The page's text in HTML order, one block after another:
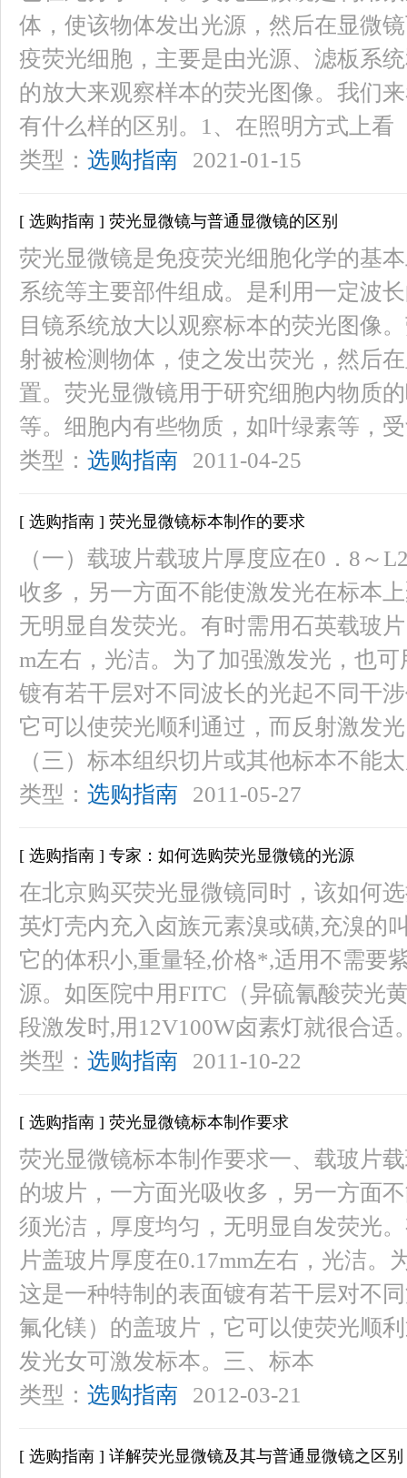
体，使该物体发出光源，然后在显微
疫荧光细胞，主要是由光源、滤板系
的放大来观察样本的荧光图像。我们
有什么样的区别。1、在照明方式上看
类型： 选购指南 2021-01-15
[ 选购指南 ] 荧光显微镜与普通显微镜的区别
荧光显微镜是免疫荧光细胞化学的基
系统等主要部件组成。是利用一定波
目镜系统放大以观察标本的荧光图像
射被检测物体，使之发出荧光，然后
置。荧光显微镜用于研究细胞内物质
等。细胞内有些物质，如叶绿素等，
类型： 选购指南 2011-04-25
[ 选购指南 ] 荧光显微镜标本制作的要求
（一）载玻片载玻片厚度应在0．8～
收多，另一方面不能使激发光在标本
无明显自发荧光。有时需用石英载玻
m左右，光洁。为了加强激发光，也
镀有若干层对不同波长的光起不同干
它可以使荧光顺利通过，而反射激发
（三）标本组织切片或其他标本不能
类型： 选购指南 2011-05-27
[ 选购指南 ] 专家：如何选购荧光显微镜的光源
在北京购买荧光显微镜同时，该如何
英灯壳内充入卤族元素溴或磺,充溴的
它的体积小,重量轻,价格*,适用不需要
源。如医院中用FITC（异硫氰酸荧光
段激发时,用12V100W卤素灯就很合适
类型： 选购指南 2011-10-22
[ 选购指南 ] 荧光显微镜标本制作要求
荧光显微镜标本制作要求一、载玻片
的坡片，一方面光吸收多，另一方面
须光洁，厚度均匀，无明显自发荧光
片盖玻片厚度在0.17mm左右，光洁
这是一种特制的表面镀有若干层对不
氟化镁）的盖玻片，它可以使荧光顺
发光女可激发标本。三、标本
类型： 选购指南 2012-03-21
[ 选购指南 ] 详解荧光显微镜及其与普通显微镜之区别